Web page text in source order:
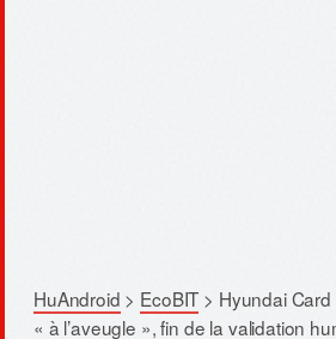
HuAndroid > EcoBIT > Hyundai Card
« à l’aveugle », fin de la validation